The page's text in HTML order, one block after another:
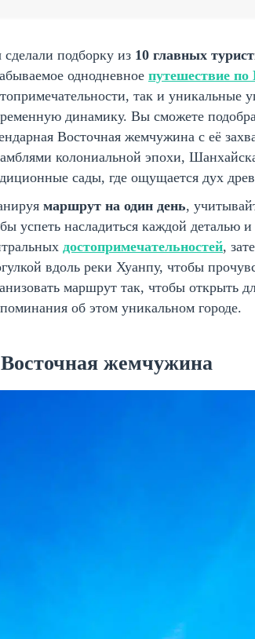
подборку из 10 главных
однодневное путешествие
так и уникальные
динамику. Вы сможете
Восточная жемчужина с её
колониальной эпохи,
сады, где ощущается дух
маршрут на один день,
успеть насладиться каждой деталью
достопримечательностей,
вдоль реки Хуанпу, чтобы
маршрут так, чтобы открыть
об этом уникальном городе.
жемчужина